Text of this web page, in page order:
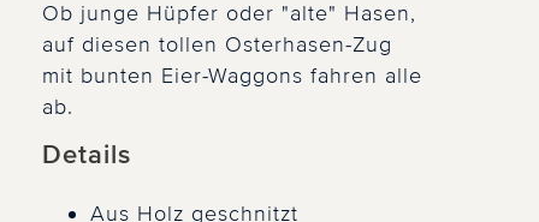
Ob junge Hüpfer oder "alte" Hasen,
auf diesen tollen Osterhasen-Zug
mit bunten Eier-Waggons fahren alle
ab.
Details
Aus Holz geschnitzt